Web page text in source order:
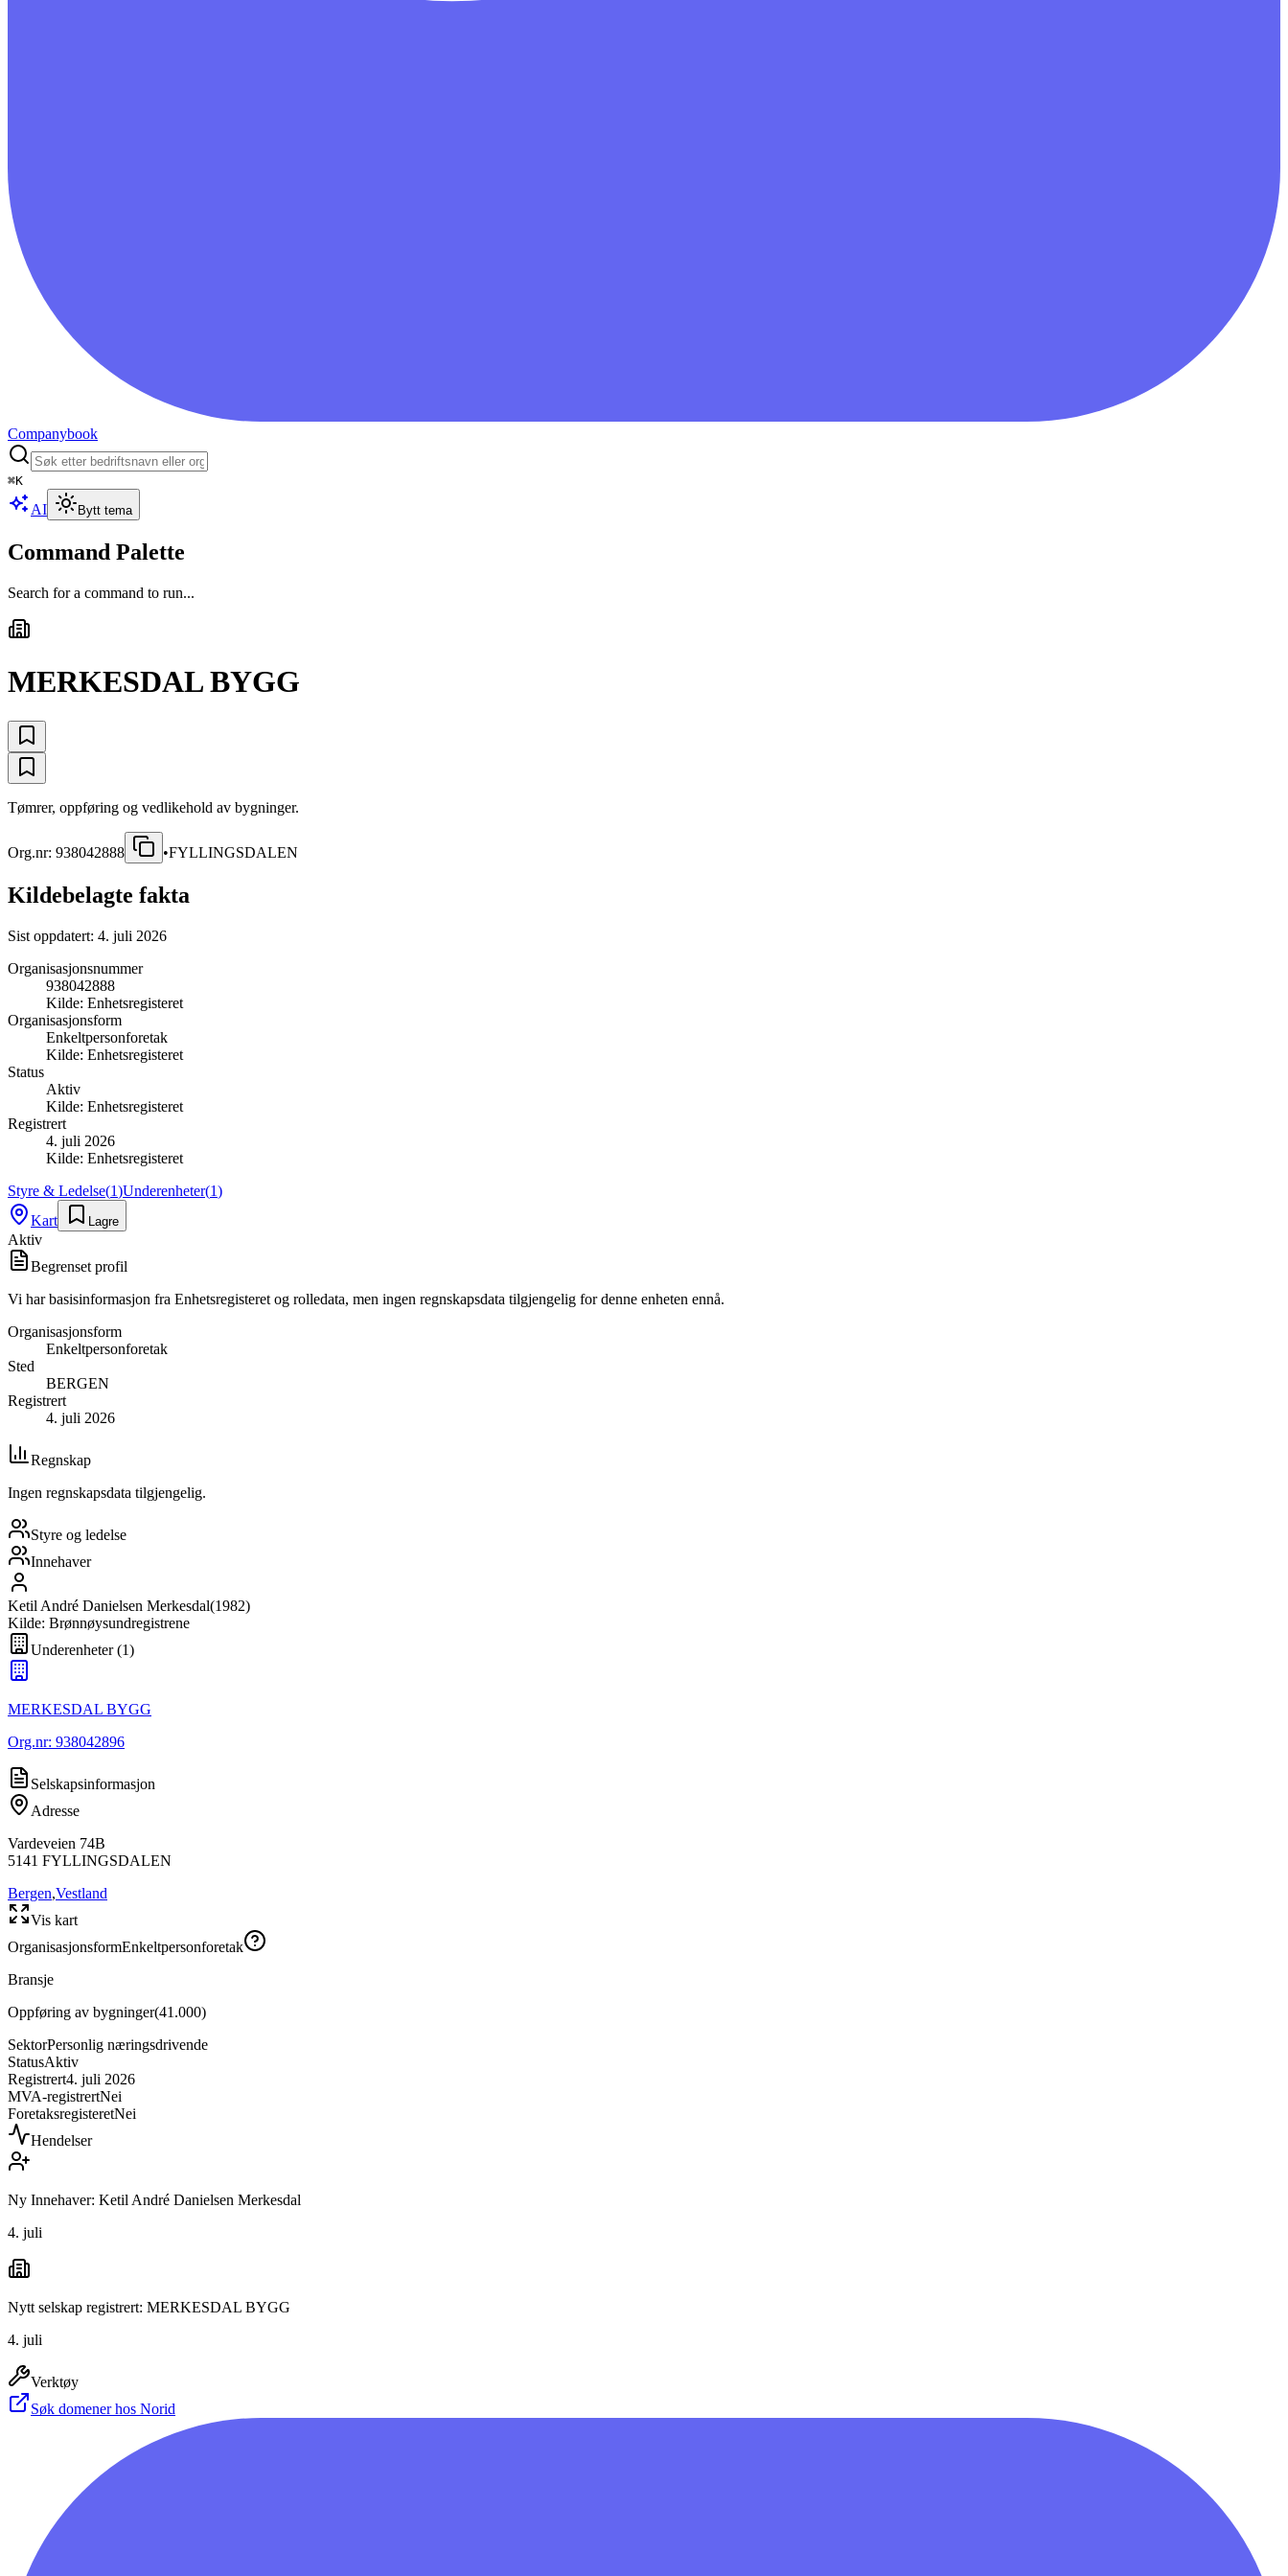
Companybook
⌘K
AI Bytt tema
Command Palette
Search for a command to run...
MERKESDAL BYGG
Tømrer, oppføring og vedlikehold av bygninger.
Org.nr: 938042888 •FYLLINGSDALEN
Kildebelagte fakta
Sist oppdatert: 4. juli 2026
Organisasjonsnummer
938042888
Kilde: Enhetsregisteret
Organisasjonsform
Enkeltpersonforetak
Kilde: Enhetsregisteret
Status
Aktiv
Kilde: Enhetsregisteret
Registrert
4. juli 2026
Kilde: Enhetsregisteret
Styre & Ledelse(1)Underenheter(1)
Kart
Lagre
Aktiv
Begrenset profil
Vi har basisinformasjon fra Enhetsregisteret og rolledata, men ingen regnskapsdata tilgjengelig for denne enheten ennå.
Organisasjonsform
Enkeltpersonforetak
Sted
BERGEN
Registrert
4. juli 2026
Regnskap
Ingen regnskapsdata tilgjengelig.
Styre og ledelse
Innehaver
Ketil André Danielsen Merkesdal(1982)
Kilde: Brønnøysundregistrene
Underenheter(1)
MERKESDAL BYGG
Org.nr: 938042896
Selskapsinformasjon
Adresse
Vardeveien 74B
5141 FYLLINGSDALEN
Bergen,Vestland
Vis kart
OrganisasjonsformEnkeltpersonforetak
Bransje
Oppføring av bygninger(41.000)
SektorPersonlig næringsdrivende
StatusAktiv
Registrert4. juli 2026
MVA-registrertNei
ForetaksregisteretNei
Hendelser
Ny Innehaver: Ketil André Danielsen Merkesdal
4. juli
Nytt selskap registrert: MERKESDAL BYGG
4. juli
Verktøy
Søk domener hos Norid